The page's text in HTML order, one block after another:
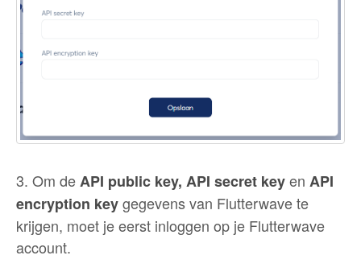
3. Om deAPI public key, API secret keyen API
encryption keygegevens van Flutterwave te
krijgen, moet je eerst inloggen op je Flutterwave
account.